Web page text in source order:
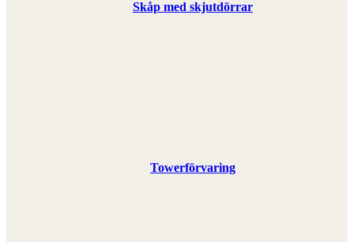
Skåp med skjutdörrar
Towerförvaring